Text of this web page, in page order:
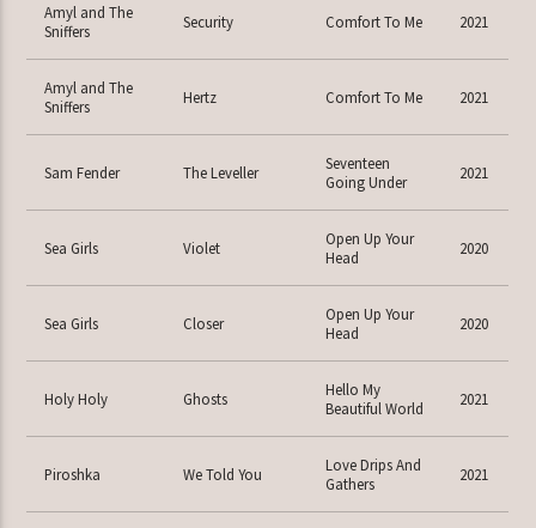
Amyl and The
Sniffers
Security Comfort To Me 2021
Amyl and The
Sniffers
Hertz Comfort To Me 2021
Sam Fender The Leveller
Seventeen
Going Under
2021
Sea Girls Violet
Open Up Your
Head
2020
Sea Girls Closer
Open Up Your
Head
2020
Holy Holy Ghosts
Hello My
Beautiful World
2021
Piroshka We Told You
Love Drips And
Gathers
2021